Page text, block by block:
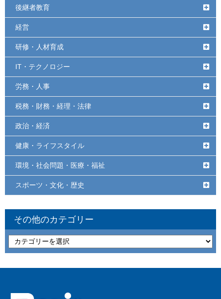
後継者教育
経営
研修・人材育成
IT・テクノロジー
労務・人事
税務・財務・経理・法律
政治・経済
健康・ライフスタイル
環境・社会問題・医療・福祉
スポーツ・文化・歴史
その他のカテゴリー